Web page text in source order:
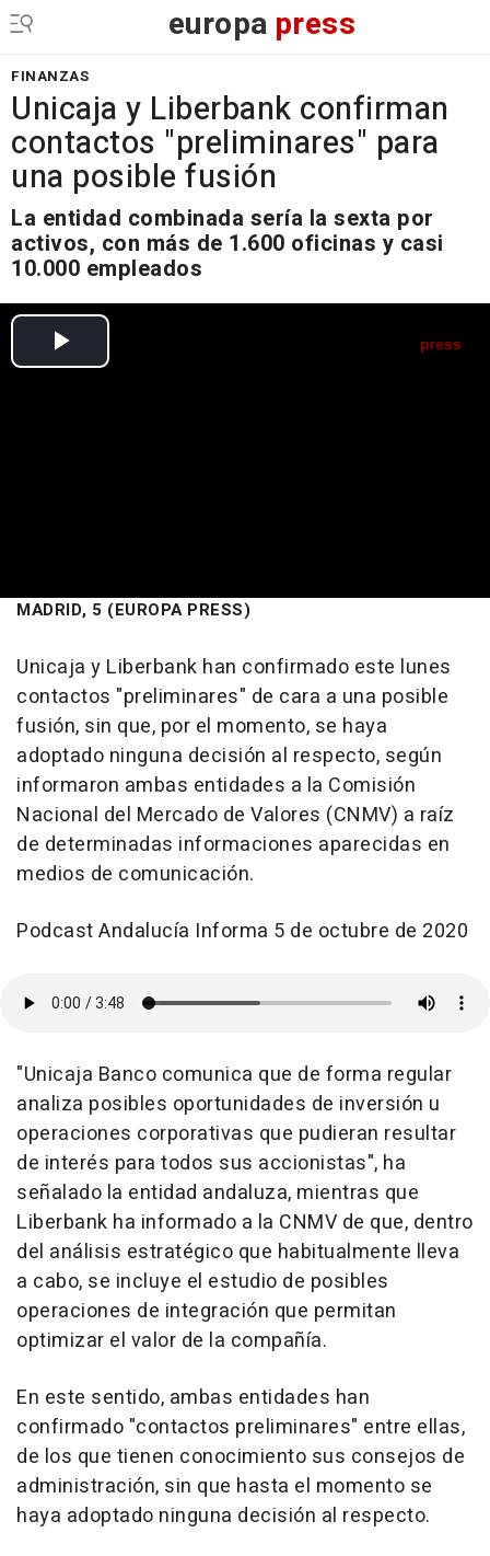
europa press
FINANZAS
Unicaja y Liberbank confirman
contactos "preliminares" para
una posible fusión
La entidad combinada sería la sexta por
activos, con más de 1.600 oficinas y casi
10.000 empleados
MADRID, 5 (EUROPA PRESS)
Unicaja y Liberbank han confirmado este lunes
contactos "preliminares" de cara a una posible
fusión, sin que, por el momento, se haya
adoptado ninguna decisión al respecto, según
informaron ambas entidades a la Comisión
Nacional del Mercado de Valores (CNMV) a raíz
de determinadas informaciones aparecidas en
medios de comunicación.
Podcast Andalucía Informa 5 de octubre de 2020
"Unicaja Banco comunica que de forma regular
analiza posibles oportunidades de inversión u
operaciones corporativas que pudieran resultar
de interés para todos sus accionistas", ha
señalado la entidad andaluza, mientras que
Liberbank ha informado a la CNMV de que, dentro
del análisis estratégico que habitualmente lleva
a cabo, se incluye el estudio de posibles
operaciones de integración que permitan
optimizar el valor de la compañía.
En este sentido, ambas entidades han
confirmado "contactos preliminares" entre ellas,
de los que tienen conocimiento sus consejos de
administración, sin que hasta el momento se
haya adoptado ninguna decisión al respecto.